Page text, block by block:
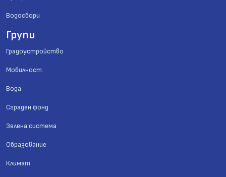
Водосбори
Групи
Градоустройство
Мобилност
Вода
Сграден фонд
Зелена система
Образование
Климат